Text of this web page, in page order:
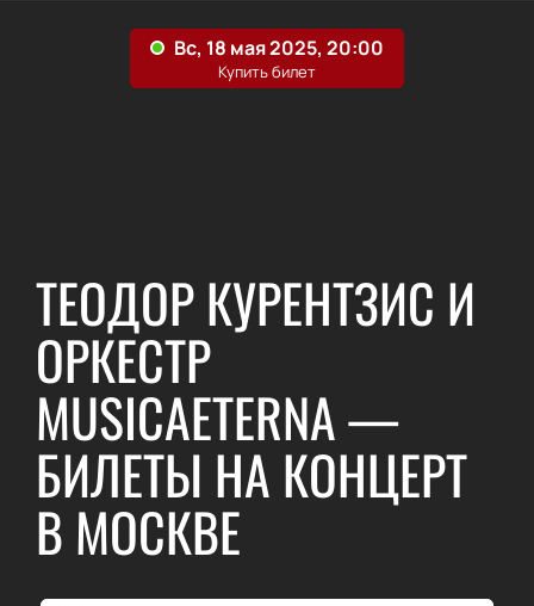
ТЕОДОР КУРЕНТЗИС И
ОРКЕСТР
MUSICAETERNA —
БИЛЕТЫ НА КОНЦЕРТ
В МОСКВЕ